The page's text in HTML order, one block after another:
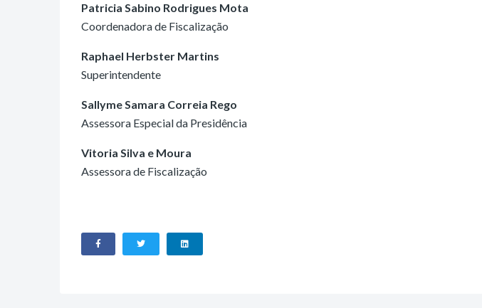
Patricia Sabino Rodrigues Mota
Coordenadora de Fiscalização
Raphael Herbster Martins
Superintendente
Sallyme Samara Correia Rego
Assessora Especial da Presidência
Vitoria Silva e Moura
Assessora de Fiscalização